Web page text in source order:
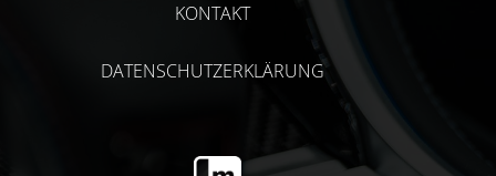
KONTAKT
DATENSCHUTZERKLÄRUNG